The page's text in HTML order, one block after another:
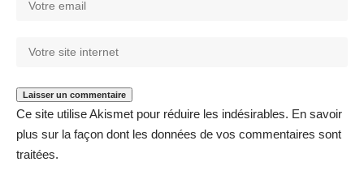
Ce site utilise Akismet pour réduire les indésirables. En savoir
plus sur la façon dont les données de vos commentaires sont
traitées.